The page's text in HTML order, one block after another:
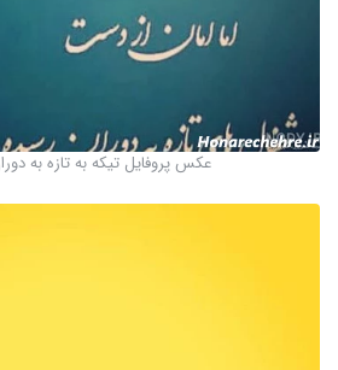
عکس پروفایل تیکه به تازه به